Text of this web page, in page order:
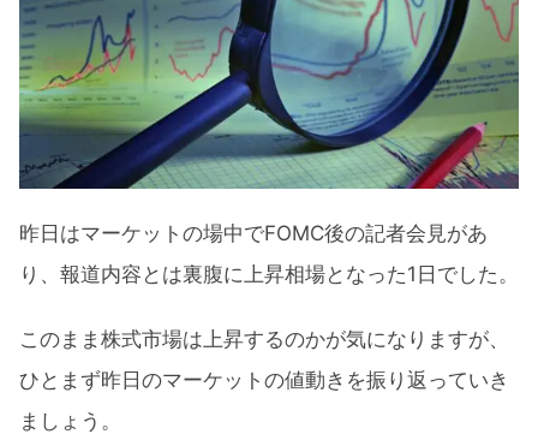
セクター別パフォーマンス
FOMCは無事に通過したと言えるのか？
6月のFOMCでは急速の利上げを示唆
ブルトラップに注意する必要はあるのか？
インフレは沈静化に向かってはいない
リセッションはすぐそこまで近付いて
FRBはいつも過少評価している
昨日はマーケットの場中でFOMC後の記者会見があ
り、報道内容とは裏腹に上昇相場となった1日でした。
このまま株式市場は上昇するのかが気になりますが、
ひとまず昨日のマーケットの値動きを振り返っていき
ましょう。